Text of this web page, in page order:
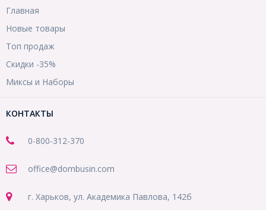
Главная
Новые товары
Топ продаж
Скидки -35%
Миксы и Наборы
КОНТАКТЫ
0-800-312-370
office@dombusin.com
г. Харьков, ул. Академика Павлова, 142б